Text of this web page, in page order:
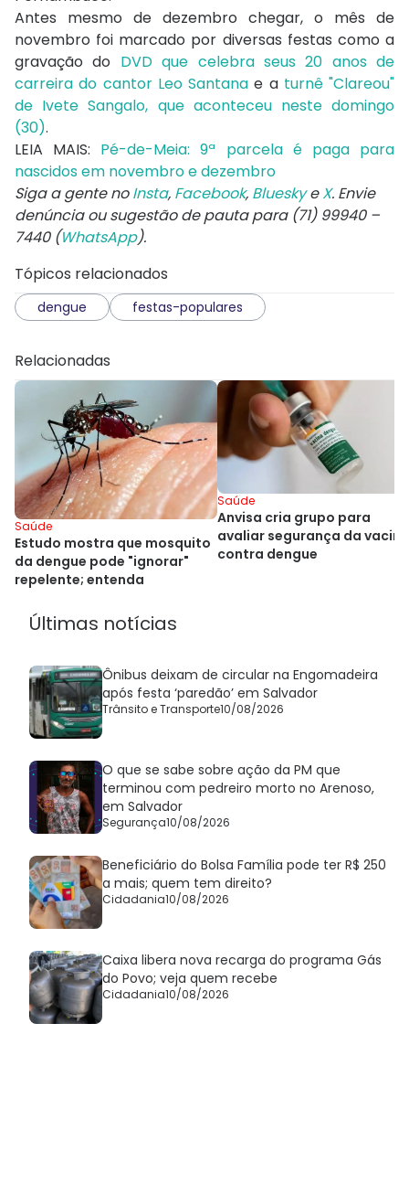
Antes mesmo de dezembro chegar, o mês de
novembro foi marcado por diversas festas como a
gravação do DVD que celebra seus 20 anos de
carreira do cantor Leo Santanae a turnê "Clareou"
de Ivete Sangalo, que aconteceu neste domingo
(30).
LEIA MAIS: Pé-de-Meia: 9ª parcela é paga para
nascidos em novembro e dezembro
Siga a gente noInsta, Facebook, BlueskyeX. Envie
denúncia ou sugestão de pauta para (71) 99940 –
7440 (WhatsApp).
Tópicos relacionados
dengue festas-populares
Relacionadas
Saúde
Estudo mostra que mosquito
da dengue pode "ignorar"
repelente; entenda
Saúde
Anvisa cria grupo para
avaliar segurança da vacina
contra dengue
Últimas notícias
Ônibus deixam de circular na Engomadeira
após festa ‘paredão’ em Salvador
Trânsito e Transporte10/08/2026
O que se sabe sobre ação da PM que
terminou com pedreiro morto no Arenoso,
em Salvador
Segurança10/08/2026
Beneficiário do Bolsa Família pode ter R$ 250
a mais; quem tem direito?
Cidadania10/08/2026
Caixa libera nova recarga do programa Gás
do Povo; veja quem recebe
Cidadania10/08/2026